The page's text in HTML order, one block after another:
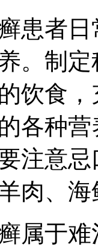
患者
。制
饮食
各种
注意
肉、
属于